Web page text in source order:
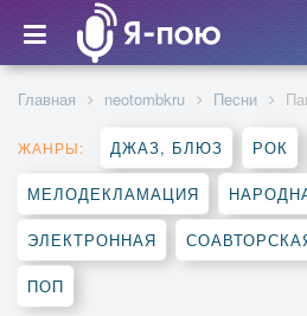
Главная neotombkru Песни
ЖАНРЫ: ДЖАЗ, БЛЮЗ РОК
МЕЛОДЕКЛАМАЦИЯ
ЭЛЕКТРОННАЯ
ПОП